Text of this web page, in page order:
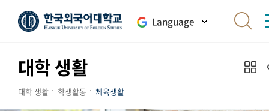
Language
대학 생활
대학 생활 학생활동 체육생활